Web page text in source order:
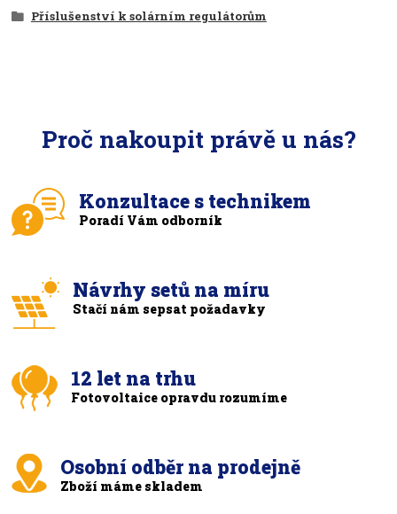
Příslušenství k solárním regulátorům
Proč nakoupit právě u nás?
Konzultace s technikem
Poradí Vám odborník
Návrhy setů na míru
Stačí nám sepsat požadavky
12 let na trhu
Fotovoltaice opravdu rozumíme
Osobní odběr na prodejně
Zboží máme skladem